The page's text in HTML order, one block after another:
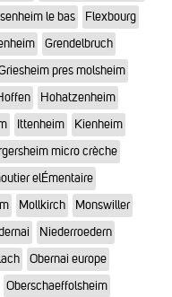
le bas
Flexbourg
Grendelbruch
pres molsheim
Hohatzenheim
Ittenheim
Kienheim
micro crèche
elÉmentaire
Mollkirch
Monswiller
Niederroedern
Obernai europe
Oberschaeffolsheim